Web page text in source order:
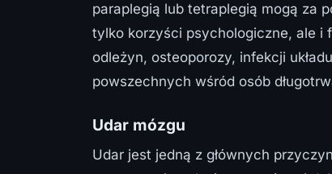
paraplegią lub tetraplegią mogą za
tylko korzyści psychologiczne, ale i
odleżyn, osteoporozy, infekcji
powszechnych wśród osób
Udar mózgu
Udar jest jedną z głównych